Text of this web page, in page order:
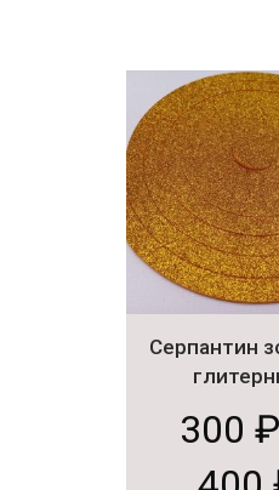
Серпантин
300 ₽